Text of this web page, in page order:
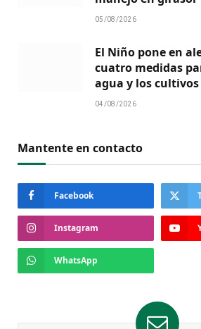
05/08/2026
El Niño pone en
cuatro medidas
agua y los cultivos
04/08/2026
Mantente en contacto
Facebook
Instagram
WhatsApp